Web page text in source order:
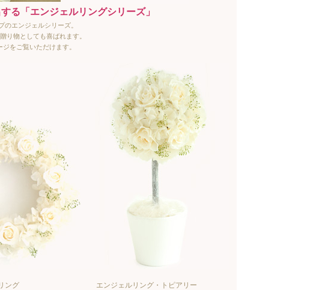
る「エンジェルリングシリーズ」
のエンジェルシリーズ。
り物としても喜ばれます。
をご覧いただけます。
ング エンジェルリング・トピアリー